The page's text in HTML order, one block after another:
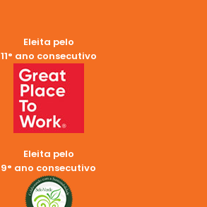
Eleita pelo
11° ano consecutivo
Eleita pelo
9° ano consecutivo